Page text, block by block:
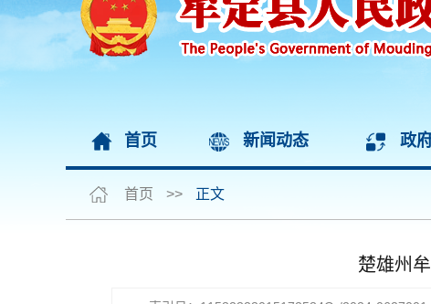
首页 新闻动态 政
首页 >> 正文
楚雄州